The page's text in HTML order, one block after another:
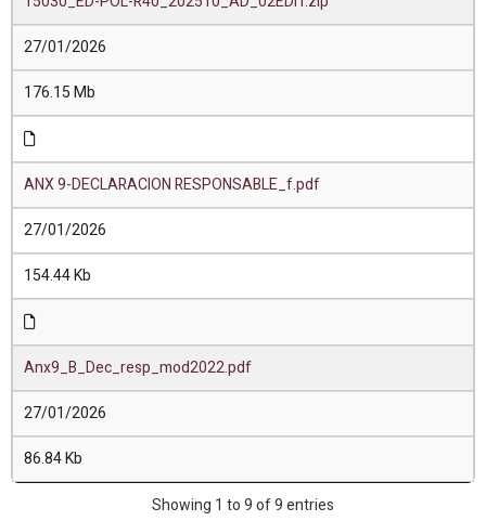
27/01/2026
176.15 Mb
ANX 9-DECLARACION RESPONSABLE_f.pdf
27/01/2026
154.44 Kb
Anx9_B_Dec_resp_mod2022.pdf
27/01/2026
86.84 Kb
Showing 1 to 9 of 9 entries